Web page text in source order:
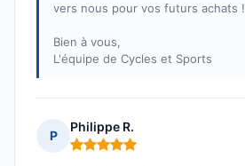
vers nous pour vos futurs achats !
Bien à vous,
L'équipe de Cycles et Sports
P
Philippe R.
Note : 5 sur 5